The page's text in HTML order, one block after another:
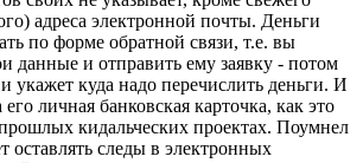
адреса электронной почты. Деньги
по форме обратной связи, т.е. вы
данные и отправить ему заявку - потом
укажет куда надо перечислить деньги. И
его личная банковская карточка, как это
кидальческих проектах. Поумнел
оставлять следы в электронных